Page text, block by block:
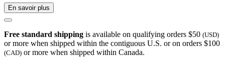
En savoir plus
Free standard shipping is available on qualifying orders $50 (USD)
or more when shipped within the contiguous U.S. or on orders $100
(CAD) or more when shipped within Canada.